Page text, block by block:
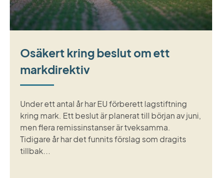
Osäkert kring beslut om ett
markdirektiv
Under ett antal år har EU förberett lagstiftning
kring mark. Ett beslut är planerat till början av juni,
men flera remissinstanser är tveksamma.
Tidigare år har det funnits förslag som dragits
tillbak...